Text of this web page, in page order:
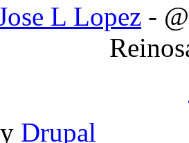
L Lopez -
Drupal